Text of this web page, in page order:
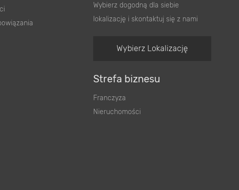
Wybierz dogodną dla siebie
lokalizację i skontaktuj się z nami
Wybierz Lokalizację
Strefa biznesu
Franczyza
Nieruchomości